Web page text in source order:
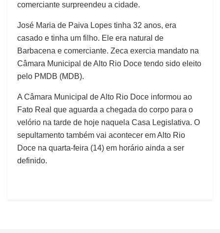
comerciante surpreendeu a cidade.
José Maria de Paiva Lopes tinha 32 anos, era
casado e tinha um filho. Ele era natural de
Barbacena e comerciante. Zeca exercia mandato na
Câmara Municipal de Alto Rio Doce tendo sido eleito
pelo PMDB (MDB).
A Câmara Municipal de Alto Rio Doce informou ao
Fato Real que aguarda a chegada do corpo para o
velório na tarde de hoje naquela Casa Legislativa. O
sepultamento também vai acontecer em Alto Rio
Doce na quarta-feira (14) em horário ainda a ser
definido.